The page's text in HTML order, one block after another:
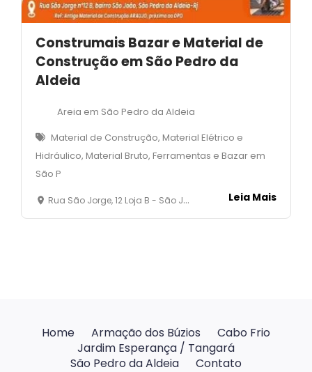
Construmais Bazar e Material de
Construção em São Pedro da
Aldeia
Areia em São Pedro da Aldeia
Material de Construção, Material Elétrico e
Hidráulico, Material Bruto, Ferramentas e Bazar em
São P
Rua São Jorge, 12 Loja B - São João - São Pedro da Aldeia - RJ Leia Mais
Home Armação dos Búzios
Cabo Frio
Jardim Esperança / Tangará
São Pedro da Aldeia
Contato